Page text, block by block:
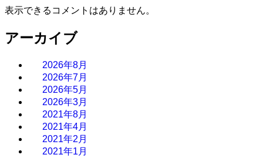
表示できるコメントはありません。
アーカイブ
2026年8月
2026年7月
2026年5月
2026年3月
2021年8月
2021年4月
2021年2月
2021年1月